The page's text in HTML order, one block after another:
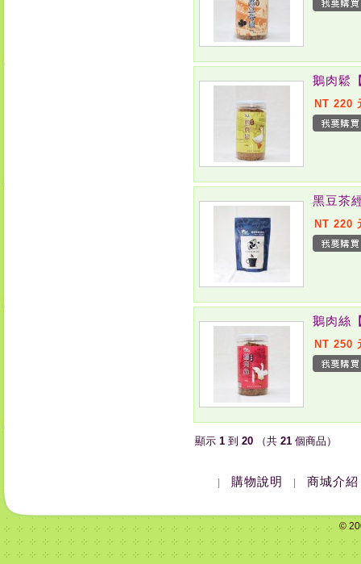
鵝肉鬆
NT 220
黑豆茶
NT 220
鵝肉絲
NT 250
顯示 1 到 20 （共 21 個商品）
購物說明 商城介紹
©